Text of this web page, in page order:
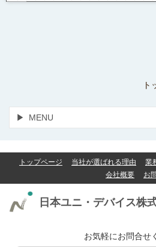
ト
MENU
トップページ 当社が選ばれる理由 業
会社概要
お
日本ユニ・デバイス株
お気軽にお問合せ